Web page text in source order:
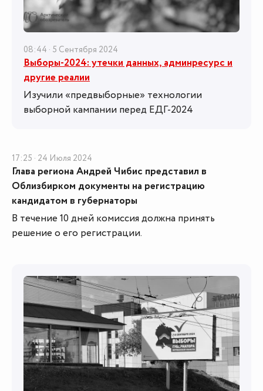
08:44 · 5 Сентября 2024
Выборы-2024: утечки данных, админресурс и
другие реалии
Изучили «предвыборные» технологии
выборной кампании перед ЕДГ-2024
17:25 · 24 Июля 2024
Глава региона Андрей Чибис представил в
Облизбирком документы на регистрацию
кандидатом в губернаторы
В течение 10 дней комиссия должна принять
решение о его регистрации.